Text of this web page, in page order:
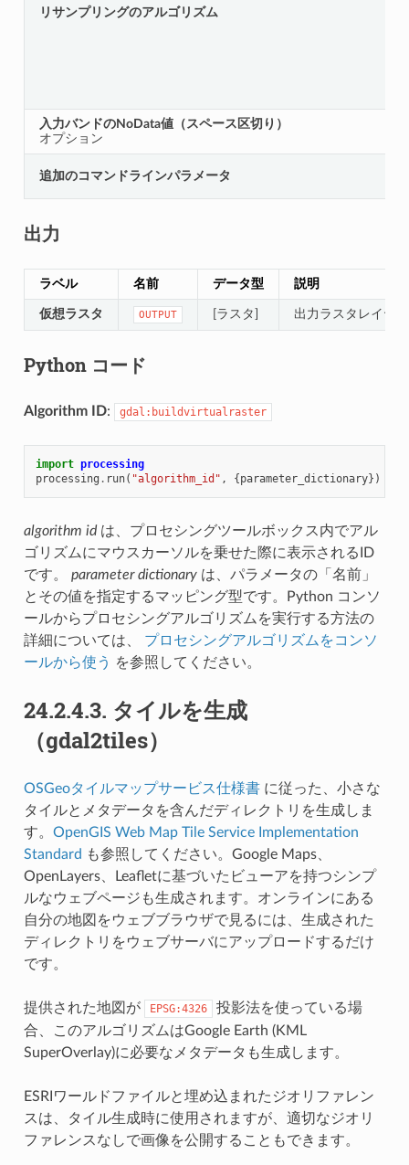
リサンプリングのアルゴリズム
入力バンドのNoData値（スペース区切り）
オプション
追加のコマンドラインパラメータ
出力
ラベル 名前 データ型 説明
仮想ラスタ OUTPUT [ラスタ] 出力ラスタレイヤ
Python コード
Algorithm ID: gdal:buildvirtualraster
import processing
processing . run( "algorithm_id" , {parameter_dictionary})
algorithm idは、プロセシングツールボックス内でアル
ゴリズムにマウスカーソルを乗せた際に表示されるID
です。 parameter dictionaryは、パラメータの「名前」
とその値を指定するマッピング型です。Python コンソ
ールからプロセシングアルゴリズムを実行する方法の
詳細については、 プロセシングアルゴリズムをコンソ
ールから使う
を参照してください。
24.2.4.3. タイルを生成
（gdal2tiles）
OSGeoタイルマップサービス仕様書に従った、小さな
タイルとメタデータを含んだディレクトリを生成しま
す。 OpenGIS Web Map Tile Service Implementation
Standard も参照してください。Google Maps、
OpenLayers、Leafletに基づいたビューアを持つシンプ
ルなウェブページも生成されます。オンラインにある
自分の地図をウェブブラウザで見るには、生成された
ディレクトリをウェブサーバにアップロードするだけ
です。
提供された地図が EPSG:4326
投影法を使っている場
合、このアルゴリズムはGoogle Earth (KML
SuperOverlay)に必要なメタデータも生成します。
ESRIワールドファイルと埋め込まれたジオリファレン
スは、タイル生成時に使用されますが、適切なジオリ
ファレンスなしで画像を公開することもできます。